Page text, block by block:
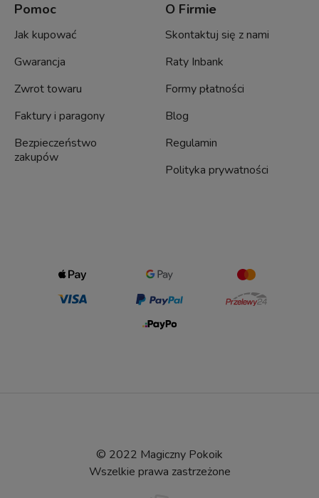
Pomoc
Jak kupować
Gwarancja
Zwrot towaru
Faktury i paragony
Bezpieczeństwo
zakupów
O Firmie
Skontaktuj się z nami
Raty Inbank
Formy płatności
Blog
Regulamin
Polityka prywatności
© 2022 Magiczny Pokoik
Wszelkie prawa zastrzeżone